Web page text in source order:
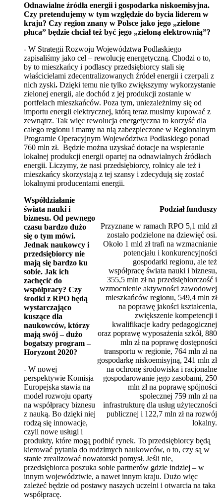
Odnawialne źródła energii i gospodarka niskoemisyjna.
Czy pretendujemy w tym względzie do bycia liderem w
kraju? Czy region znany w Polsce jako jego „zielone
płuca” będzie chciał też być jego „zieloną elektrownią”?
- W Strategii Rozwoju Województwa Podlaskiego
zapisaliśmy jako cel – rewolucję energetyczną. Chodzi o to,
by to mieszkańcy i podlascy przedsiębiorcy stali się
właścicielami zdecentralizowanych źródeł energii i czerpali z
nich zyski. Dzięki temu nie tylko zwiększymy wykorzystanie
zielonej energii, ale dochód z jej produkcji zostanie w
portfelach mieszkańców. Poza tym, uniezależnimy się od
importu energii elektrycznej, którą teraz musimy kupować z
zewnątrz. Tak więc rewolucja energetyczna to korzyść dla
całego regionu i mamy na nią zabezpieczone w Regionalnym
Programie Operacyjnym Województwa Podlaskiego ponad
760 mln zł. Będzie można uzyskać dotacje na wspieranie
lokalnej produkcji energii opartej na odnawialnych źródłach
energii. Liczymy, że nasi przedsiębiorcy, rolnicy ale też i
mieszkańcy skorzystają z tej szansy i zdecydują się zostać
lokalnymi producentami energii.
Podział funduszy
Przyznane w ramach RPO 5,1 mld zł
zostało podzielone na dziewięć osi.
Około 1 mld zł trafi na wzmacnianie
potencjału i konkurencyjności
gospodarki regionu, ale też
współpracę świata nauki i biznesu,
355,5 mln zł na przedsiębiorczość i
wzmocnienie aktywności zawodowej
mieszkańców regionu, 549,4 mln zł
na poprawę jakości kształcenia,
zwiększenie kompetencji i
kwalifikacje kadry pedagogicznej
oraz poprawę wyposażenia szkół, 880
mln zł na poprawę dostępności
transportu w regionie, 764 mln zł na
gospodarkę niskoemisyjną, 241 mln zł
na ochronę środowiska i racjonalne
gospodarowanie jego zasobami, 250
mln zł na poprawę spójności
społecznej 759 mln zł na
infrastrukturę dla usług użyteczności
publicznej i 122,7 mln zł na rozwój
lokalny.
Współdziałanie
świata nauki i
biznesu. Od pewnego
czasu bardzo dużo
się o tym mówi.
Jednak naukowcy i
przedsiębiorcy nie
mają się bardzo ku
sobie. Jak ich
zachęcić do
współpracy? Czy
środki z RPO będą
wystarczająco
kuszące dla
naukowców, którzy
mają swój – dużo
bogatszy program –
Horyzont 2020?
- W nowej
perspektywie Komisja
Europejska stawia na
model rozwoju oparty
na współpracy biznesu
z nauką. Bo dzięki niej
rodzą się innowacje,
czyli nowe usługi i
produkty, które mogą podbić rynek. To przedsiębiorcy będą
kierować pytania do rodzimych naukowców, o to, czy są w
stanie zrealizować nowatorski pomysł. Jeśli nie,
przedsiębiorca poszuka sobie partnerów gdzie indziej – w
innym województwie, a nawet innym kraju. Dużo więc
zależeć będzie od postawy naszych uczelni i otwarcia na taka
współpracę.